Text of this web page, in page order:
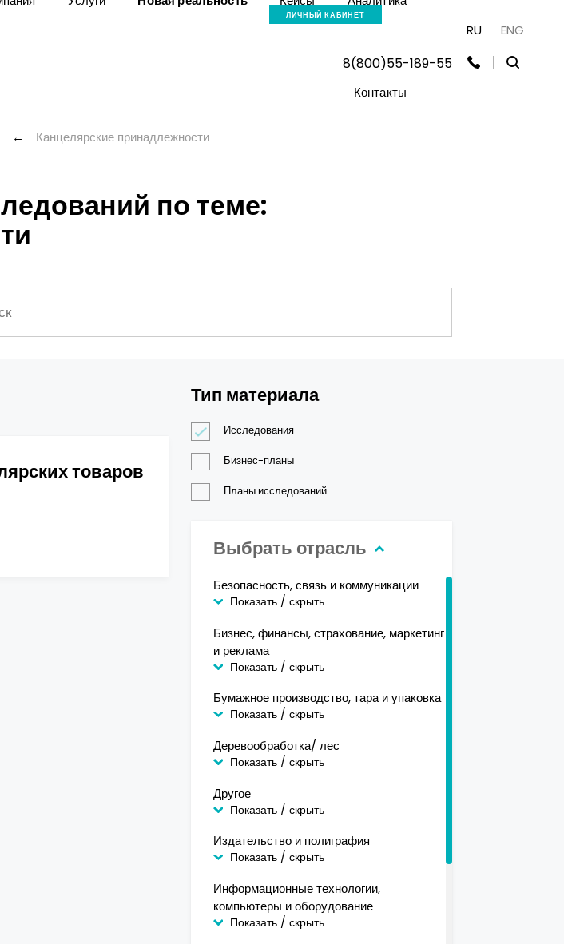
ЛИЧНЫЙ КАБИНЕТ
Контакты
RU ENG
8(800)55-189-55
← Канцелярские принадлежности
по теме:
товаров
Тип материала
Исследования
Бизнес-планы
Планы исследований
Выбрать отрасль
Безопасность, связь и коммуникации
Показать / скрыть
Бизнес, финансы, страхование, маркетинг
и реклама
Показать / скрыть
Бумажное производство, тара и упаковка
Показать / скрыть
Деревообработка/ лес
Показать / скрыть
Другое
Показать / скрыть
Издательство и полиграфия
Показать / скрыть
Информационные технологии,
компьютеры и оборудование
Показать / скрыть